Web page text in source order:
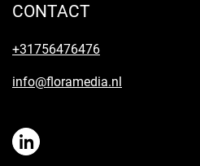
CONTACT
+31756476476
info@floramedia.nl